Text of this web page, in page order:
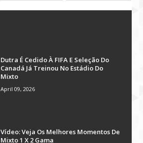
Dutra É Cedido À FIFA E Seleção Do
Canadá Já Treinou No Estádio Do
Mixto
April 09, 2026
Vídeo: Veja Os Melhores Momentos De
Mixto 1 X 2 Gama